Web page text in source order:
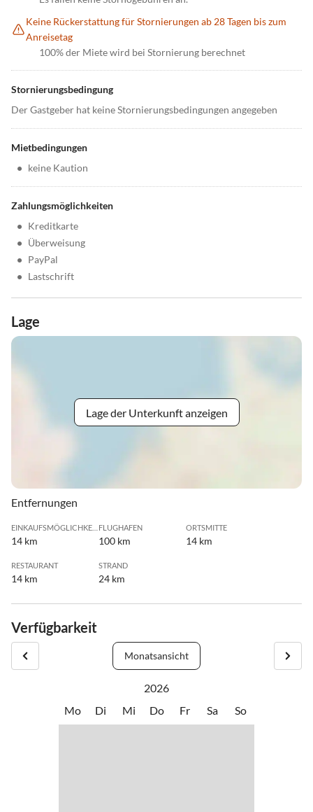
Keine Rückerstattung für Stornierungen ab 28 Tagen bis zum
Anreisetag
100% der Miete wird bei Stornierung berechnet
Stornierungsbedingung
Der Gastgeber hat keine Stornierungsbedingungen angegeben
Mietbedingungen
• keine Kaution
Zahlungsmöglichkeiten
• Kreditkarte
• Überweisung
• PayPal
• Lastschrift
Lage
Lage der Unterkunft anzeigen
Entfernungen
14 km
FLUGHAFEN
100 km
ORTSMITTE
14 km
RESTAURANT
14 km
STRAND
24 km
Verfügbarkeit
Monatsansicht
2026
Mo
Di Mi Do Fr Sa So